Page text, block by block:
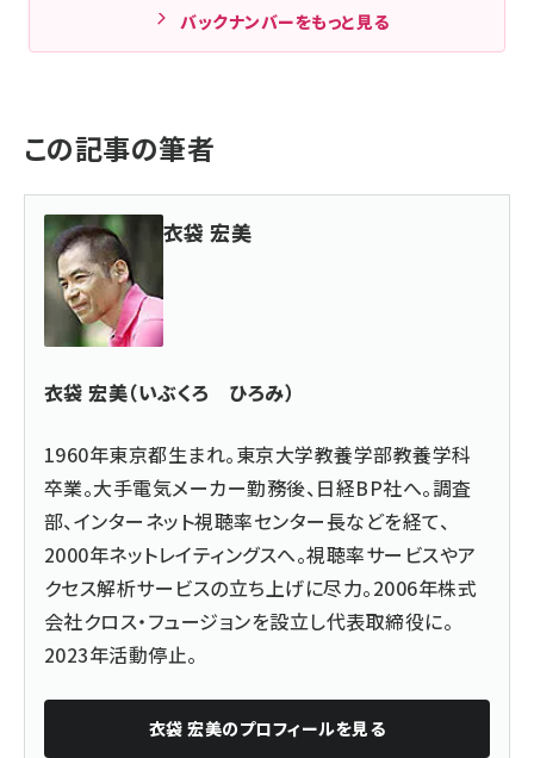
バックナンバーをもっと見る
この記事の筆者
衣袋 宏美
衣袋 宏美（いぶくろ ひろみ）
1960年東京都生まれ。東京大学教養学部教養学科
卒業。大手電気メーカー勤務後、日経BP社へ。調査
部、インターネット視聴率センター長などを経て、
2000年ネットレイティングスへ。視聴率サービスやア
クセス解析サービスの立ち上げに尽力。2006年株式
会社クロス・フュージョンを設立し代表取締役に。
2023年活動停止。
衣袋 宏美のプロフィールを見る